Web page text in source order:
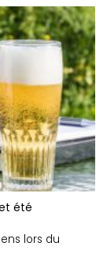
été
lors du